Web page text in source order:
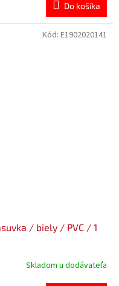
Do košíka
/ biely / PVC / 1
Skladom u dodávateľa
Kód: E1902020141